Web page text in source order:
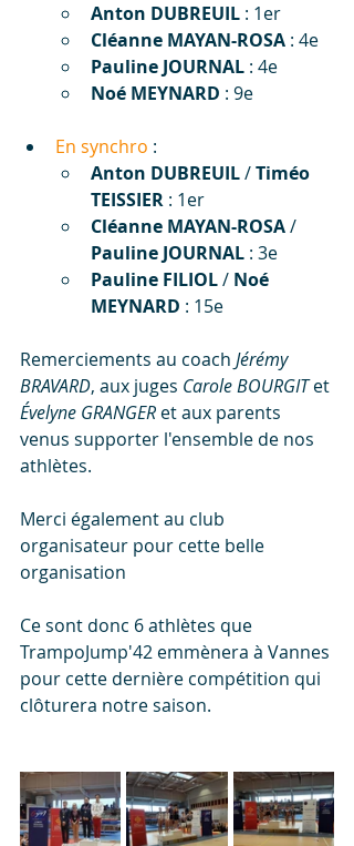
Anton DUBREUIL : 1er
Cléanne MAYAN-ROSA : 4e
Pauline JOURNAL : 4e
Noé MEYNARD : 9e
En synchro :
Anton DUBREUIL / Timéo
TEISSIER : 1er
Cléanne MAYAN-ROSA /
Pauline JOURNAL : 3e
Pauline FILIOL / Noé
MEYNARD : 15e
Remerciements au coach Jérémy
BRAVARD, aux juges Carole BOURGIT et
Évelyne GRANGER et aux parents
venus supporter l'ensemble de nos
athlètes.
Merci également au club
organisateur pour cette belle
organisation
Ce sont donc 6 athlètes que
TrampoJump'42 emmènera à Vannes
pour cette dernière compétition qui
clôturera notre saison.